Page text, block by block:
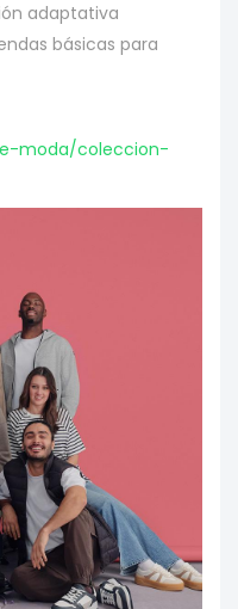
adaptativa
básicas para
moda/coleccion-